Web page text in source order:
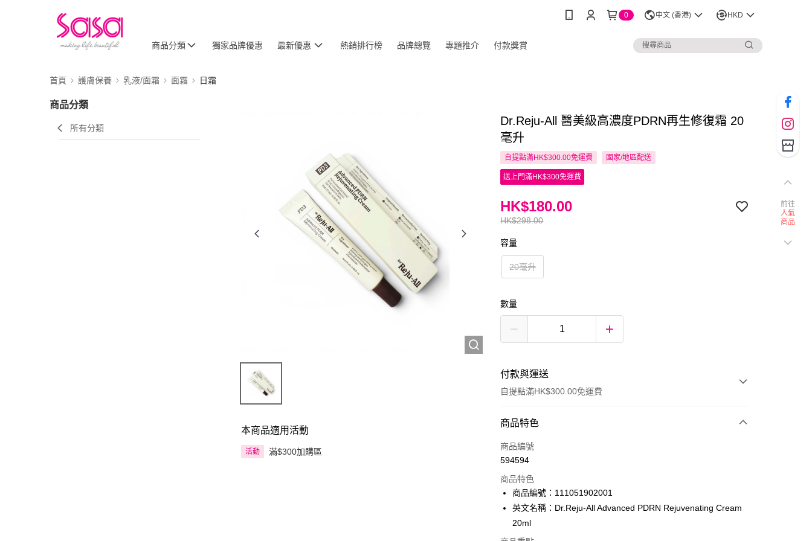
0 中文 (香港) HKD
商品分類 獨家品牌優惠 最新優惠 熱銷排行榜 品牌總覽 專題推介 付款獎賞
首頁 護膚保養 乳液/面霜 面霜 日霜
商品分類
所有分類
本商品適用活動
活動 滿$300加購區
Dr.Reju-All 醫美級高濃度PDRN再生修復霜 20
毫升
自提點滿HK$300.00免運費 國家/地區配送
送上門滿HK$300免運費
HK$298.00
HK$180.00
容量
20毫升
數量
付款與運送
自提點滿HK$300.00免運費
付款方式
信用卡
AlipayHK
PayMe
商品特色
商品編號
594594
商品特色
商品編號：111051902001
英文名稱：Dr.Reju-All Advanced PDRN Rejuvenating Cream
20ml
前往
人氣
商品